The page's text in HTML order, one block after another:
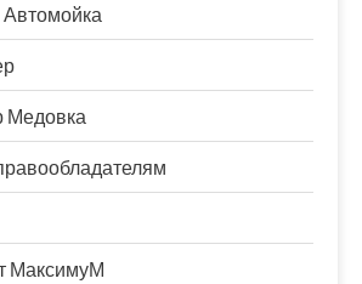
Медовка
МаксимуМ